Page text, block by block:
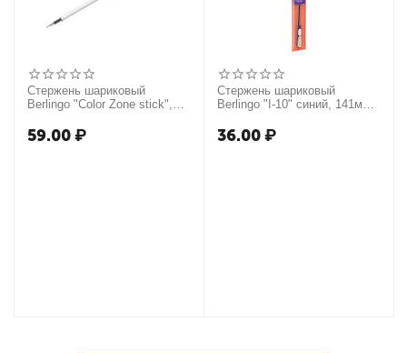
Стержень шариковый
Berlingo "Color Zone stick",
письма 2500м, пакет
59.00₽
Стержень шариковый
Berlingo "I-10" синий, 141мм,
36.00₽